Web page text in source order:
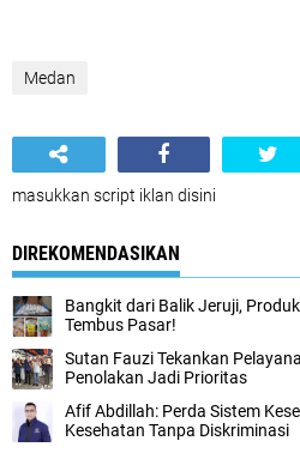
Medan
masukkan script iklan disini
DIREKOMENDASIKAN
Bangkit dari Balik Jeruji,
Tembus Pasar!
Sutan Fauzi Tekankan
Penolakan Jadi Prioritas
Afif Abdillah: Perda Sistem
Kesehatan Tanpa Diskriminasi